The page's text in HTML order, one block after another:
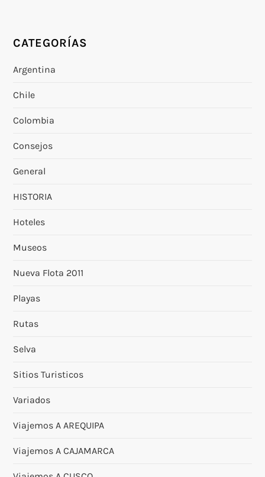
CATEGORÍAS
Argentina
Chile
Colombia
Consejos
General
HISTORIA
Hoteles
Museos
Nueva Flota 2011
Playas
Rutas
Selva
Sitios Turisticos
Variados
Viajemos A AREQUIPA
Viajemos A CAJAMARCA